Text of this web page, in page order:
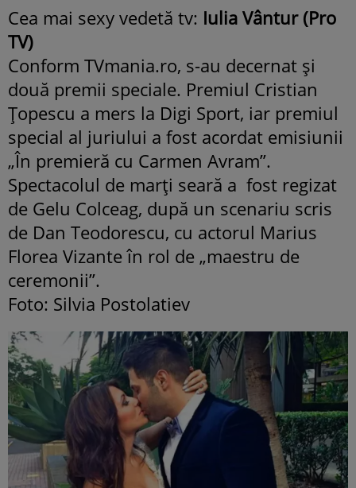
Cea mai sexy vedetă tv: Iulia Vântur (Pro
TV)
Conform TVmania.ro, s-au decernat şi
două premii speciale. Premiul Cristian
Ţopescu a mers la Digi Sport, iar premiul
special al juriului a fost acordat emisiunii
„În premieră cu Carmen Avram”.
Spectacolul de marţi seară a fost regizat
de Gelu Colceag, după un scenariu scris
de Dan Teodorescu, cu actorul Marius
Florea Vizante în rol de „maestru de
ceremonii”.
Foto: Silvia Postolatiev